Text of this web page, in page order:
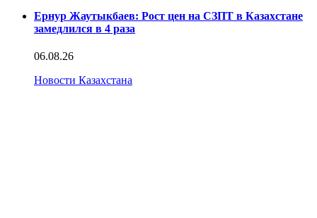
Ернур Жаутыкбаев: Рост цен на СЗПТ в Казахстане
замедлился в 4 раза
06.08.26
Новости Казахстана